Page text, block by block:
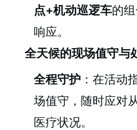
点+机动巡逻车的
响应。
全天候的现场值守与
全程守护 ：在活动
场值守，随时应对
医疗状况。